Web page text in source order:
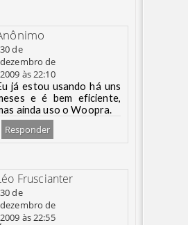
30 de
dezembro de
2009 às 22:10
já estou usando há uns
e é bem eficiente,
ainda uso o Woopra.
Responder
Fruscianter
30 de
dezembro de
2009 às 22:55